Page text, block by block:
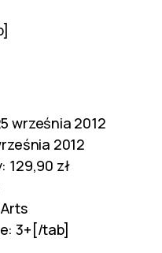
września 2012
2012
129,90 zł
3+[/tab]